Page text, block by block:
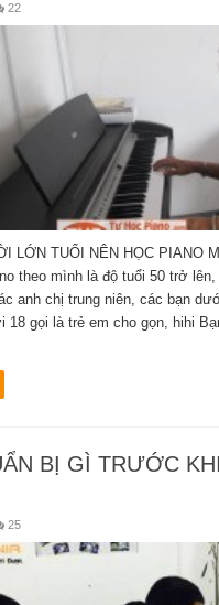
22
LỚN TUỔI NÊN HỌC PIANO
theo mình là độ tuổi 50 trở
anh chị trung niên, các bạn
18 gọi là trẻ em cho gọn, hihi
BỊ GÌ TRƯỚC
25